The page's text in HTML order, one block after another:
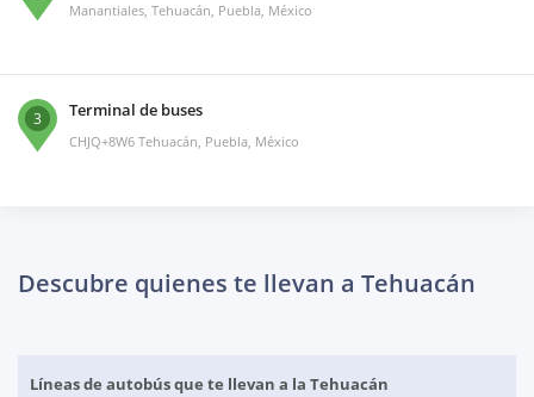
Manantiales, Tehuacán, Puebla, México
3 Terminal de buses
CHJQ+8W6 Tehuacán, Puebla, México
Descubre quienes te llevan a Tehuacán
Líneas de autobús que te llevan a la Tehuacán